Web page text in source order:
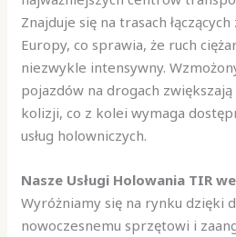
Znajduje się na trasach
Europy, co sprawia, że ruch
niezwykle intensywny.
pojazdów na drogach
kolizji, co z kolei wymaga
usług holowniczych.
Nasze Usługi Holowania TIR
Wyróżniamy się na rynku dzięki
nowoczesnemu sprzętowi i